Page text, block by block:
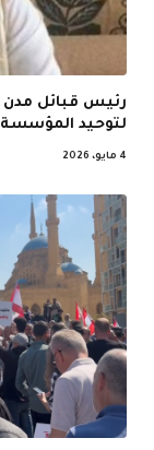
رئيس قبائل مدن
لتوحيد
4 مايو، 2026